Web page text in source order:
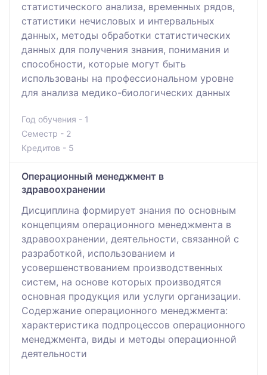
статистического анализа, временных рядов,
статистики нечисловых и интервальных
данных, методы обработки статистических
данных для получения знания, понимания и
способности, которые могут быть
использованы на профессиональном уровне
для анализа медико-биологических данных
Год обучения - 1
Семестр - 2
Кредитов - 5
Операционный менеджмент в
здравоохранении
Дисциплина формирует знания по основным
концепциям операционного менеджмента в
здравоохранении, деятельности, связанной с
разработкой, использованием и
усовершенствованием производственных
систем, на основе которых производятся
основная продукция или услуги организации.
Содержание операционного менеджмента:
характеристика подпроцессов операционного
менеджмента, виды и методы операционной
деятельности